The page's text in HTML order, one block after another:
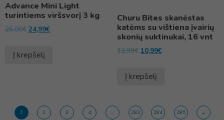
Advance Mini Light
turintiems viršsvorį 3 kg
26,00€ 24,99€
Į krepšelį
Churu Bites skanėstas
katėms su vištiena įvairių
skonių suktinukai, 16 vnt
12,99€ 10,99€
Į krepšelį
1 2 3 4 … 283 284 285 →